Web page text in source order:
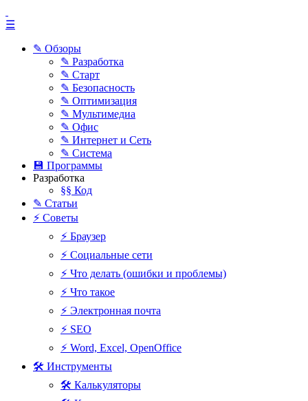
☰
✎ Обзоры
✎ Разработка
✎ Старт
✎ Безопасность
✎ Оптимизация
✎ Мультимедиа
✎ Офис
✎ Интернет и Сеть
✎ Система
💾 Программы
Разработка
§§ Код
✎ Статьи
⚡ Советы
⚡ Браузер
⚡ Социальные сети
⚡ Что делать (ошибки и проблемы)
⚡ Что такое
⚡ Электронная почта
⚡ SEO
⚡ Word, Excel, OpenOffice
🛠 Инструменты
🛠 Калькуляторы